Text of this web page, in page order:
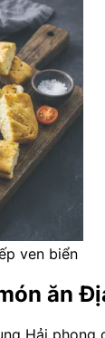
ven biển
ăn
Hải